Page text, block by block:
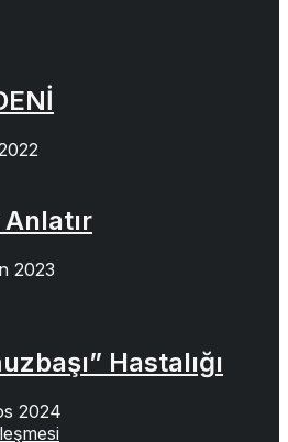
2023
Hastalığı
2024